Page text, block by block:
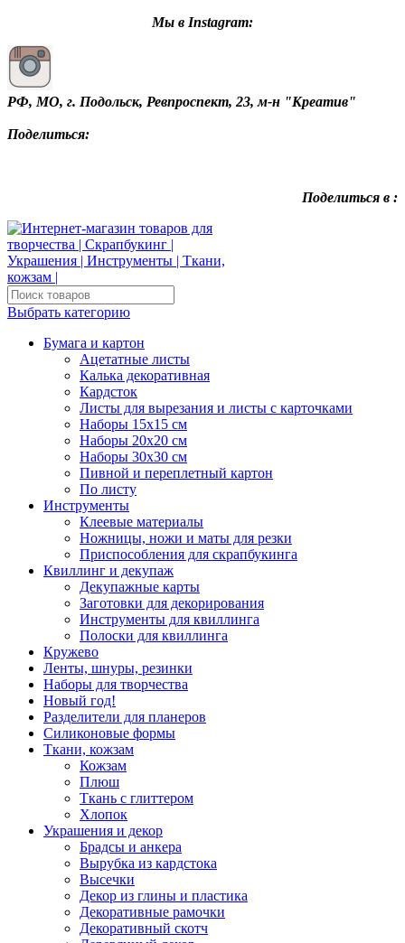
Мы в Instagram:
РФ, МО, г. Подольск, Ревпроспект, 23, м-н "Креатив"
Поделиться:
Поделиться в :
Выбрать категорию
Бумага и картон
Ацетатные листы
Калька декоративная
Кардсток
Листы для вырезания и листы с карточками
Наборы 15х15 см
Наборы 20х20 см
Наборы 30х30 см
Пивной и переплетный картон
По листу
Инструменты
Клеевые материалы
Ножницы, ножи и маты для резки
Приспособления для скрапбукинга
Квиллинг и декупаж
Декупажные карты
Заготовки для декорирования
Инструменты для квиллинга
Полоски для квиллинга
Кружево
Ленты, шнуры, резинки
Наборы для творчества
Новый год!
Разделители для планеров
Силиконовые формы
Ткани, кожзам
Кожзам
Плюш
Ткань с глиттером
Хлопок
Украшения и декор
Брадсы и анкера
Вырубка из кардстока
Высечки
Декор из глины и пластика
Декоративные рамочки
Декоративный скотч